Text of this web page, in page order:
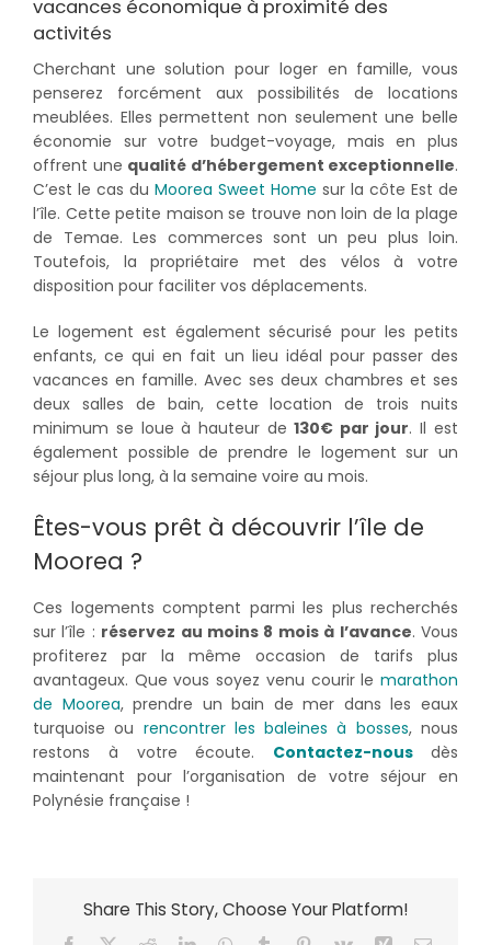
vacances économique à proximité des
activités
Cherchant une solution pour loger en famille, vous
penserez forcément aux possibilités de locations
meublées. Elles permettent non seulement une belle
économie sur votre budget-voyage, mais en plus
offrent une qualité d’hébergement exceptionnelle.
C’est le cas du Moorea Sweet Home sur la côte Est de
l’île. Cette petite maison se trouve non loin de la plage
de Temae. Les commerces sont un peu plus loin.
Toutefois, la propriétaire met des vélos à votre
disposition pour faciliter vos déplacements.
Le logement est également sécurisé pour les petits
enfants, ce qui en fait un lieu idéal pour passer des
vacances en famille. Avec ses deux chambres et ses
deux salles de bain, cette location de trois nuits
minimum se loue à hauteur de 130€ par jour. Il est
également possible de prendre le logement sur un
séjour plus long, à la semaine voire au mois.
Êtes-vous prêt à découvrir l’île de
Moorea ?
Ces logements comptent parmi les plus recherchés
sur l’île : réservez au moins 8 mois à l’avance. Vous
profiterez par la même occasion de tarifs plus
avantageux. Que vous soyez venu courir le marathon
de Moorea, prendre un bain de mer dans les eaux
turquoise ou rencontrer les baleines à bosses, nous
restons à votre écoute. Contactez-nous
dès
maintenant pour l’organisation de votre séjour en
Polynésie française !
Share This Story, Choose Your Platform!